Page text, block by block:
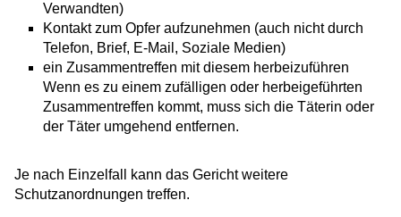
Verwandten)
Kontakt zum Opfer aufzunehmen (auch nicht durch
Telefon, Brief, E-Mail, Soziale Medien)
ein Zusammentreffen mit diesem herbeizuführen
Wenn es zu einem zufälligen oder herbeigeführten
Zusammentreffen kommt, muss sich die Täterin oder
der Täter umgehend entfernen.
Je nach Einzelfall kann das Gericht weitere
Schutzanordnungen treffen.